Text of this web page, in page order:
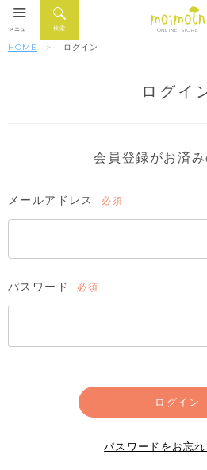
ONLINE STORE
検索
メニュー
HOME ログイン
ログイ
会員登録がお済
メールアドレス
須)
パスワード
須)
ログイン
パスワードをお忘れ